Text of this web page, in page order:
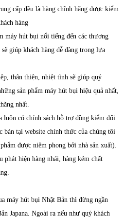
cấp đều là hàng chĩnh hãng được kiểm
hàng
máy hút bụi nổi tiếng đến các thương
giúp khách hàng dễ dàng trong lựa
thân thiện, nhiệt tình sẽ giúp quý
sản phẩm máy hút bụi hiệu quả nhất,
nhất.
luôn có chính sách hỗ trợ đồng kiểm đối
bán tại website chính thức của chúng tôi
được niêm phong bởi nhà sản xuất).
phát hiện hàng nhái, hàng kém chất
máy hút bụi Nhật Bản thì đừng ngần
Japana. Ngoài ra nếu như quý khách